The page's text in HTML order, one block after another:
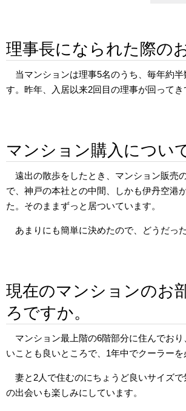
理事長になられた際の
当マンションは理事5名のうち、毎年約
す。昨年、入居以来2回目の理事が回って
マンション購入につい
遠出の散歩をしたとき、マンション販売
で、神戸の本社との中間、しかも伊丹空港
た。そのままずっと居ついています。
あまりにも簡単に決めたので、どうだっ
現在のマンションのお
ろですか。
マンション最上階の6階部分に住んでお
いことも良いところで、1年中でクーラー
妻と2人で住むのにちょうど良いサイズ
の出会いも楽しみにしています。